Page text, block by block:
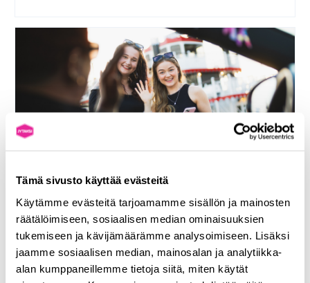
Tämä sivusto käyttää evästeitä
Käytämme evästeitä tarjoamamme sisällön ja mainosten
räätälöimiseen, sosiaalisen median ominaisuuksien
tukemiseen ja kävijämäärämme analysoimiseen. Lisäksi
jaamme sosiaalisen median, mainosalan ja analytiikka-
alan kumppaneillemme tietoja siitä, miten käytät
JYTAKSIn kyydillä John Smith Rock Festivaleille
Laukaassa Peurungan upeassa miljöössä järjestetään John
Smith Rock Festival eli Suomen rockeimmat festarit
16.-18.7.2026. Lavalle nousee huippuluokan rock- ja…